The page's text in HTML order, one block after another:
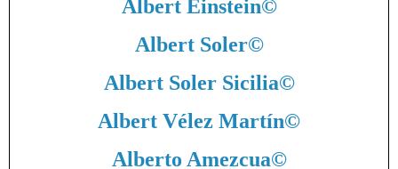
Albert Einstein©
Albert Soler©
Albert Soler Sicilia©
Albert Vélez Martín©
Alberto Amezcua©